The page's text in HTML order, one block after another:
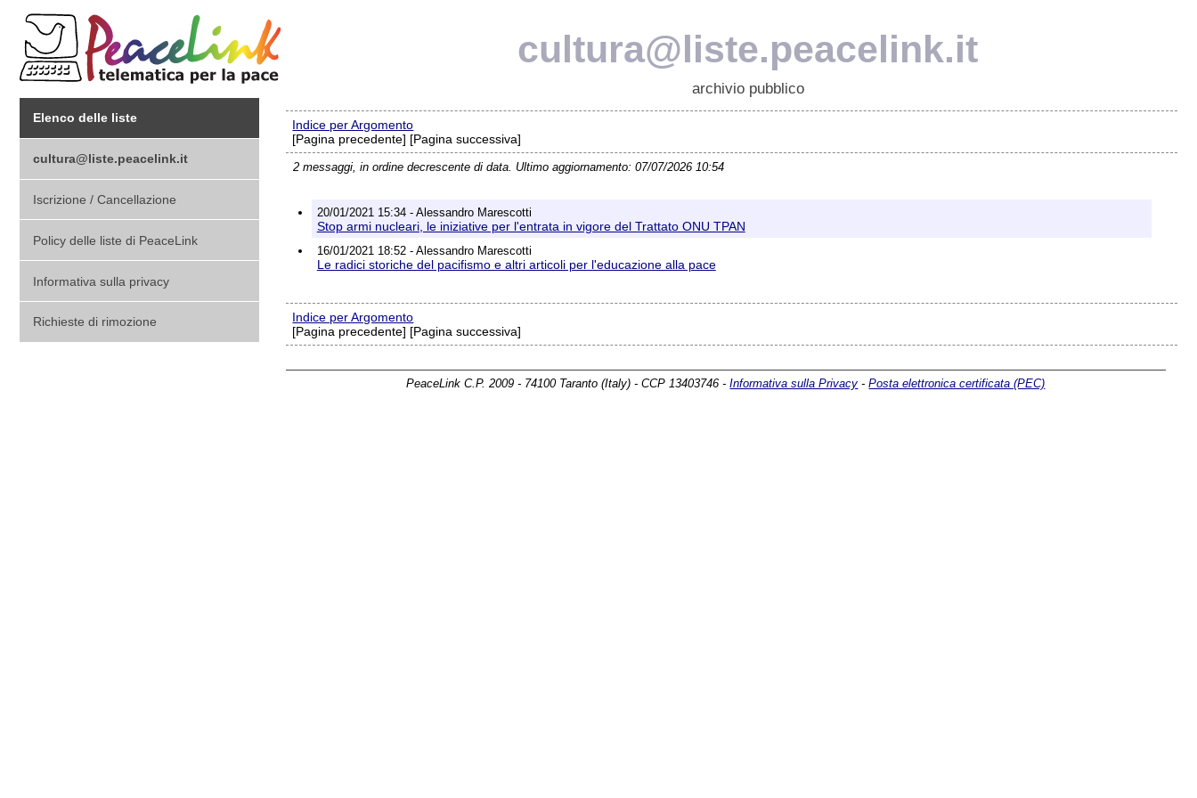
cultura@liste.peacelink.it
archivio pubblico
Elenco delle liste
cultura@liste.peacelink.it
Iscrizione / Cancellazione
Policy delle liste di PeaceLink
Informativa sulla privacy
Richieste di rimozione
Indice per Argomento
[Pagina precedente] [Pagina successiva]
2 messaggi, in ordine decrescente di data. Ultimo aggiornamento: 07/07/2026 10:54
20/01/2021 15:34 - Alessandro Marescotti
Stop armi nucleari, le iniziative per l'entrata in vigore del Trattato ONU TPAN
16/01/2021 18:52 - Alessandro Marescotti
Le radici storiche del pacifismo e altri articoli per l'educazione alla pace
Indice per Argomento
[Pagina precedente] [Pagina successiva]
PeaceLink C.P. 2009 - 74100 Taranto (Italy) - CCP 13403746 -Informativa sulla Privacy -Posta elettronica certificata (PEC)